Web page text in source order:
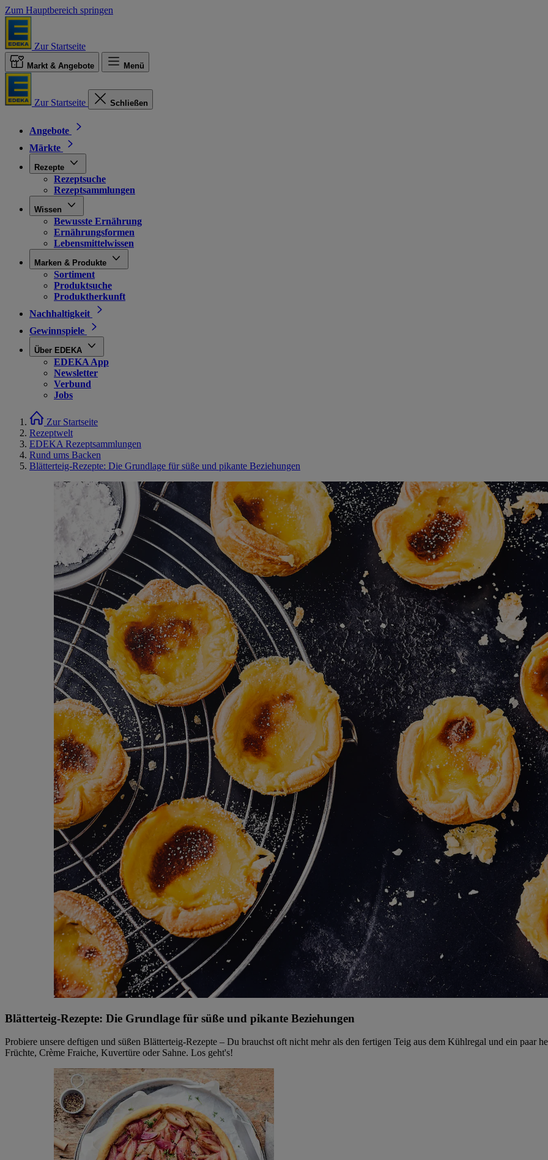
Zum Hauptbereich springen
Zur Startseite
Markt & Angebote Menü
Zur Startseite Schließen
Angebote
Märkte
Rezepte
Rezeptsuche
Rezeptsammlungen
Wissen
Bewusste Ernährung
Ernährungsformen
Lebensmittelwissen
Marken & Produkte
Sortiment
Produktsuche
Produktherkunft
Nachhaltigkeit
Gewinnspiele
Über EDEKA
EDEKA App
Newsletter
Verbund
Jobs
Zur Startseite
Rezeptwelt
EDEKA Rezeptsammlungen
Rund ums Backen
Blätterteig-Rezepte: Die Grundlage für süße und pikante Beziehungen
Blätterteig-Rezepte: Die Grundlage für süße und pikante Beziehungen
Probiere unsere deftigen und süßen Blätterteig-Rezepte – Du brauchst oft nicht mehr als den fertigen Teig aus dem Kühlregal und ein paar
Früchte, Crème Fraiche, Kuvertüre oder Sahne. Los geht's!